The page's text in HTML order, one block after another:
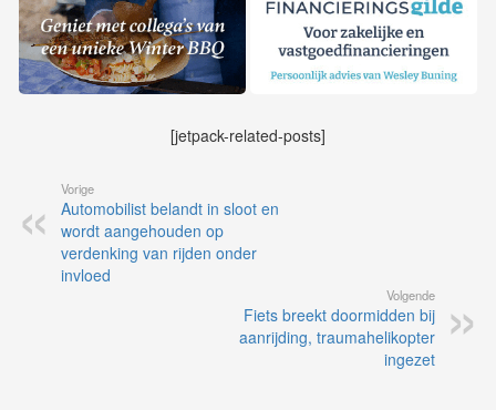
[jetpack-related-posts]
Vorige
Automobilist belandt in sloot en
wordt aangehouden op
verdenking van rijden onder
invloed
Volgende
Fiets breekt doormidden bij
aanrijding, traumahelikopter
ingezet